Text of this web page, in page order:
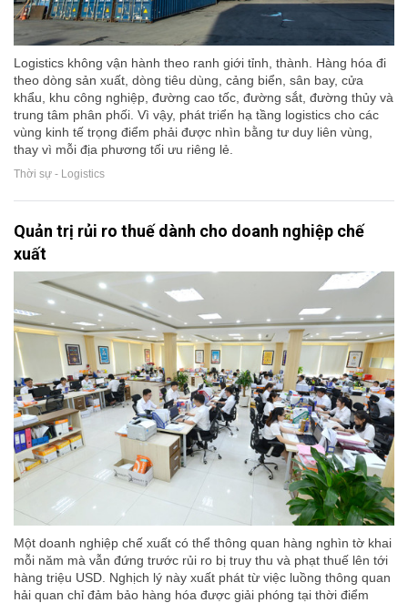
Logistics không vận hành theo ranh giới tỉnh, thành. Hàng hóa đi
theo dòng sản xuất, dòng tiêu dùng, cảng biển, sân bay, cửa
khẩu, khu công nghiệp, đường cao tốc, đường sắt, đường thủy và
trung tâm phân phối. Vì vậy, phát triển hạ tầng logistics cho các
vùng kinh tế trọng điểm phải được nhìn bằng tư duy liên vùng,
thay vì mỗi địa phương tối ưu riêng lẻ.
Thời sự - Logistics
Quản trị rủi ro thuế dành cho doanh nghiệp chế
xuất
Một doanh nghiệp chế xuất có thể thông quan hàng nghìn tờ khai
mỗi năm mà vẫn đứng trước rủi ro bị truy thu và phạt thuế lên tới
hàng triệu USD. Nghịch lý này xuất phát từ việc luồng thông quan
hải quan chỉ đảm bảo hàng hóa được giải phóng tại thời điểm